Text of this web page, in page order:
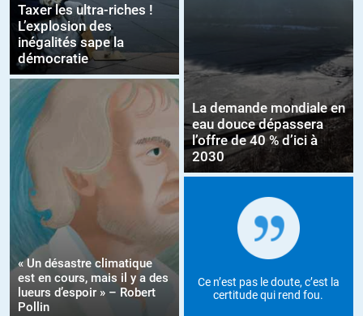
Taxer les ultra-riches !
L’explosion des
inégalités sape la
démocratie
« Un désastre climatique
est en cours, mais il y a des
lueurs d’espoir » – Robert
Pollin
La demande mondiale en
eau douce dépassera
l’offre de 40 % d’ici à
2030
Ce n’est pas le doute, c’est la
certitude qui rend fou.